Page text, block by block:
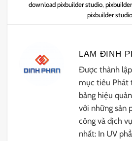
download pixbuilder studio,
pixbuilder studio
LAM ĐINH
Được thành
mục tiêu Phát
bảng hiệu
với những sản
công và dịch
nhất: In UV